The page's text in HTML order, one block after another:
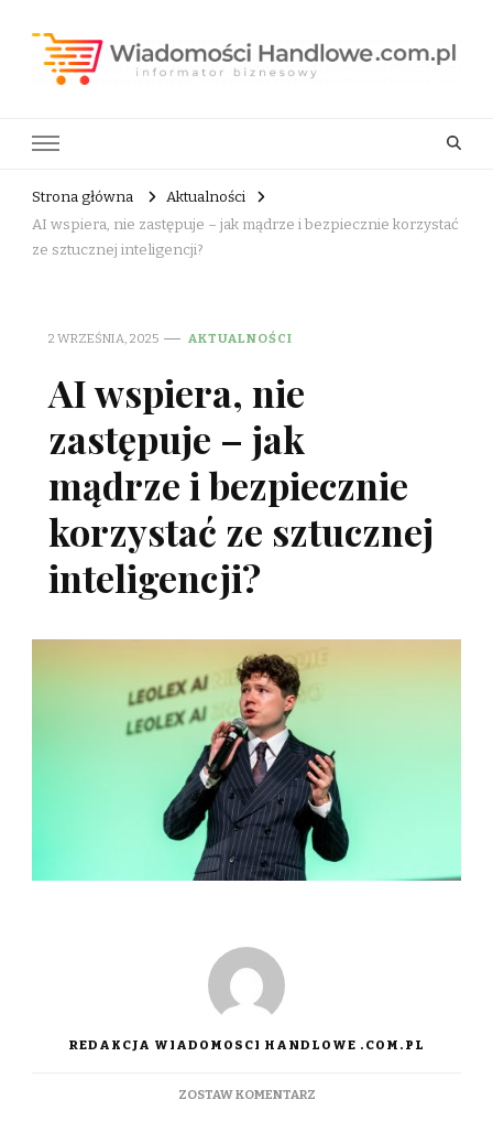
Strona główna
Aktualności
AI wspiera, nie zastępuje – jak mądrze i bezpiecznie korzystać
ze sztucznej inteligencji?
2 WRZEŚNIA, 2025 AKTUALNOŚCI
AI wspiera, nie
zastępuje – jak
mądrze i bezpiecznie
korzystać ze sztucznej
inteligencji?
REDAKCJA WIADOMOSCI HANDLOWE .COM.PL
ZOSTAW KOMENTARZDO